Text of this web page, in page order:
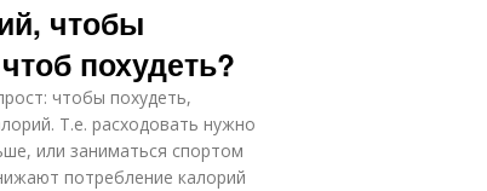
чтобы
похудеть?
чтобы похудеть,
Т.е. расходовать нужно
или заниматься спортом
потребление калорий